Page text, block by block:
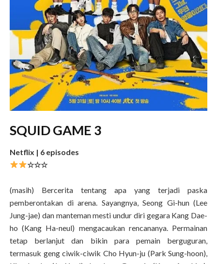
SQUID GAME 3
Netflix | 6 episodes
☆☆☆
(masih) Bercerita tentang apa yang terjadi paska
pemberontakan di arena. Sayangnya, Seong Gi-hun (Lee
Jung-jae) dan manteman mesti undur diri gegara Kang Dae-
ho (Kang Ha-neul) mengacaukan rencananya. Permainan
tetap berlanjut dan bikin para pemain berguguran,
termasuk geng ciwik-ciwik Cho Hyun-ju (Park Sung-hoon),